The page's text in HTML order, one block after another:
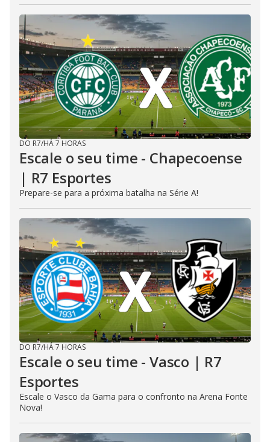
DO R7/HÁ 7 HORAS
Escale o seu time - Chapecoense
| R7 Esportes
Prepare-se para a próxima batalha na Série A!
DO R7/HÁ 7 HORAS
Escale o seu time - Vasco | R7
Esportes
Escale o Vasco da Gama para o confronto na Arena Fonte
Nova!